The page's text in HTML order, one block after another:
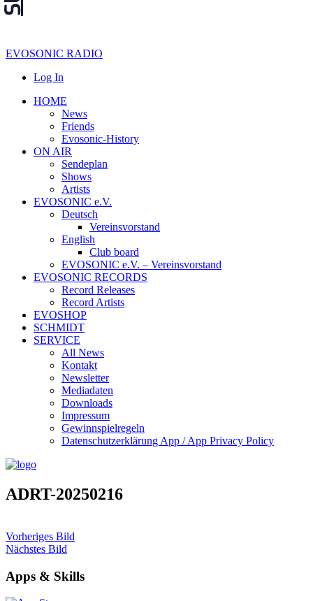
EVOSONIC RADIO
Log In
HOME
News
Friends
Evosonic-History
ON AIR
Sendeplan
Shows
Artists
EVOSONIC e.V.
Deutsch
Vereinsvorstand
English
Club board
EVOSONIC e.V. ‒ Vereinsvorstand
EVOSONIC RECORDS
Record Releases
Record Artists
EVOSHOP
SCHMIDT
SERVICE
All News
Kontakt
Newsletter
Mediadaten
Downloads
Impressum
Gewinnspielregeln
Datenschutzerklärung App / App Privacy Policy
ADRT-20250216
Vorheriges Bild
Nächstes Bild
Apps & Skills